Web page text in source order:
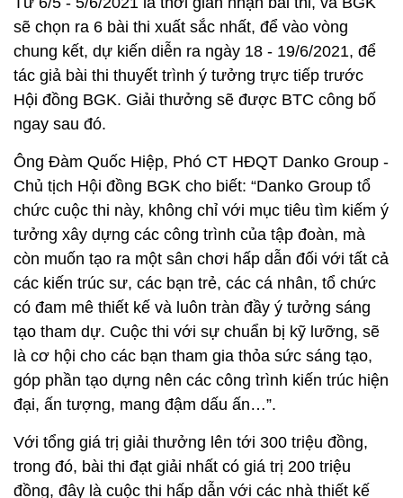
sẽ chọn ra 6 bài thi xuất sắc nhất, để vào vòng
chung kết, dự kiến diễn ra ngày 18 - 19/6/2021, để
tác giả bài thi thuyết trình ý tưởng trực tiếp trước
Hội đồng BGK. Giải thưởng sẽ được BTC công bố
ngay sau đó.
Ông Đàm Quốc Hiệp, Phó CT HĐQT Danko Group -
Chủ tịch Hội đồng BGK cho biết: “Danko Group tổ
chức cuộc thi này, không chỉ với mục tiêu tìm kiếm ý
tưởng xây dựng các công trình của tập đoàn, mà
còn muốn tạo ra một sân chơi hấp dẫn đối với tất cả
các kiến trúc sư, các bạn trẻ, các cá nhân, tổ chức
có đam mê thiết kế và luôn tràn đầy ý tưởng sáng
tạo tham dự. Cuộc thi với sự chuẩn bị kỹ lưỡng, sẽ
là cơ hội cho các bạn tham gia thỏa sức sáng tạo,
góp phần tạo dựng nên các công trình kiến trúc hiện
đại, ấn tượng, mang đậm dấu ấn…”.
Với tổng giá trị giải thưởng lên tới 300 triệu đồng,
trong đó, bài thi đạt giải nhất có giá trị 200 triệu
đồng, đây là cuộc thi hấp dẫn với các nhà thiết kế